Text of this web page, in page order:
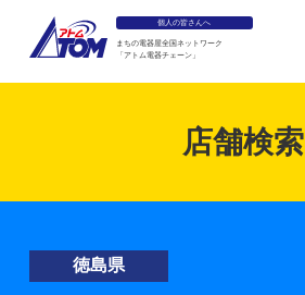
個人の皆さんへ
まちの電器屋全国ネットワーク
「アトム電器チェーン」
店舗検索
徳島県